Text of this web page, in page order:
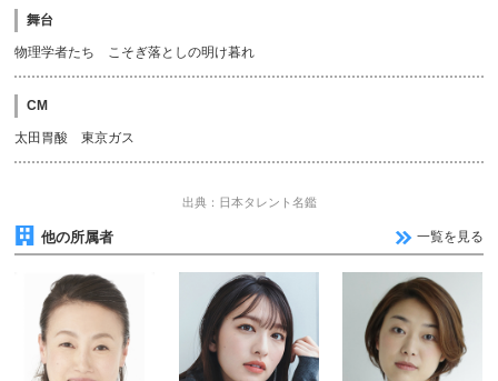
舞台
物理学者たち こそぎ落としの明け暮れ
CM
太田胃酸 東京ガス
出典：日本タレント名鑑
他の所属者 一覧を見る